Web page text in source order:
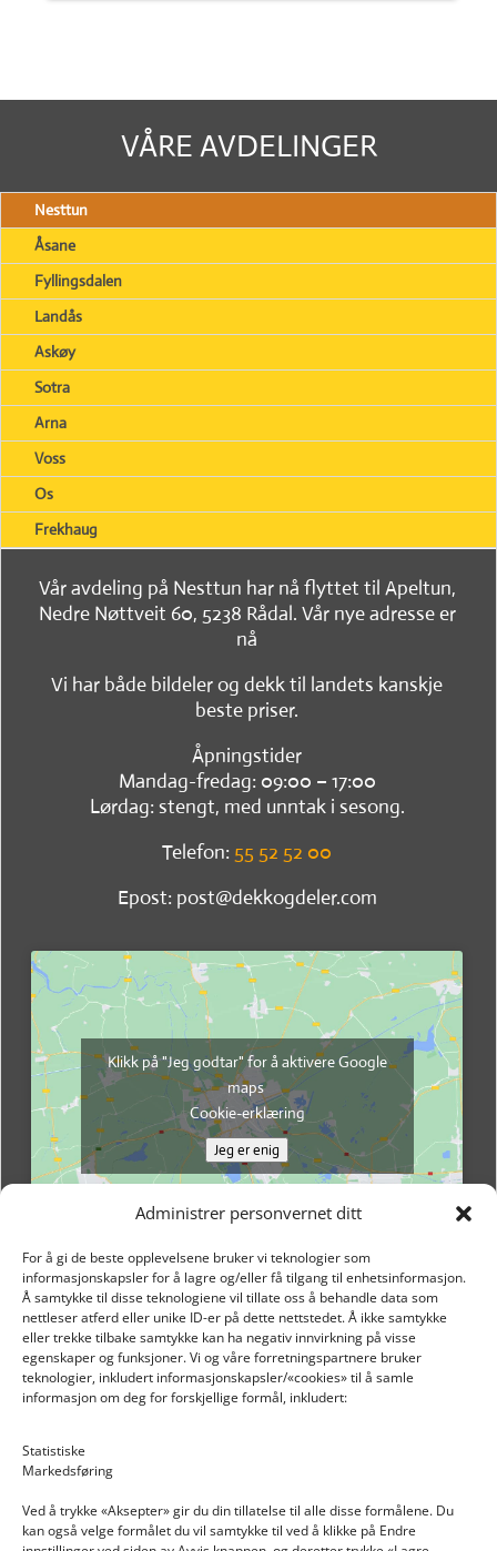
Administrer personvernet ditt
For å gi de beste opplevelsene bruker vi teknologier som
informasjonskapsler for å lagre og/eller få tilgang til enhetsinformasjon.
Å samtykke til disse teknologiene vil tillate oss å behandle data som
nettleser atferd eller unike ID-er på dette nettstedet. Å ikke samtykke
eller trekke tilbake samtykke kan ha negativ innvirkning på visse
egenskaper og funksjoner. Vi og våre forretningspartnere bruker
teknologier, inkludert informasjonskapsler/«cookies» til å samle
informasjon om deg for forskjellige formål, inkludert:
Statistiske
Markedsføring
Ved å trykke «Aksepter» gir du din tillatelse til alle disse formålene. Du
kan også velge formålet du vil samtykke til ved å klikke på Endre
VÅRE AVDELINGER
Nesttun
Åsane
Fyllingsdalen
Landås
Askøy
Sotra
Arna
Voss
Os
Frekhaug
Vår avdeling på Nesttun har nå flyttet til Apeltun,
Nedre Nøttveit 60, 5238 Rådal. Vår nye adresse er
nå
Vi har både bildeler og dekk til landets kanskje
beste priser.
Åpningstider
Mandag-fredag: 09:00 – 17:00
Lørdag: stengt, med unntak i sesong.
Telefon: 55 52 52 00
Epost: post@dekkogdeler.com
Klikk på "Jeg godtar" for å aktivere Google
maps
Cookie-erklæring
Jeg er enig